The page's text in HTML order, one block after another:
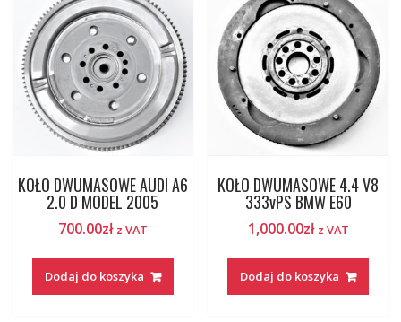
KOŁO DWUMASOWE AUDI A6
2.0 D MODEL 2005
700.00zł z VAT
Dodaj do koszyka
KOŁO DWUMASOWE 4.4 V8
333vPS BMW E60
1,000.00zł z VAT
Dodaj do koszyka